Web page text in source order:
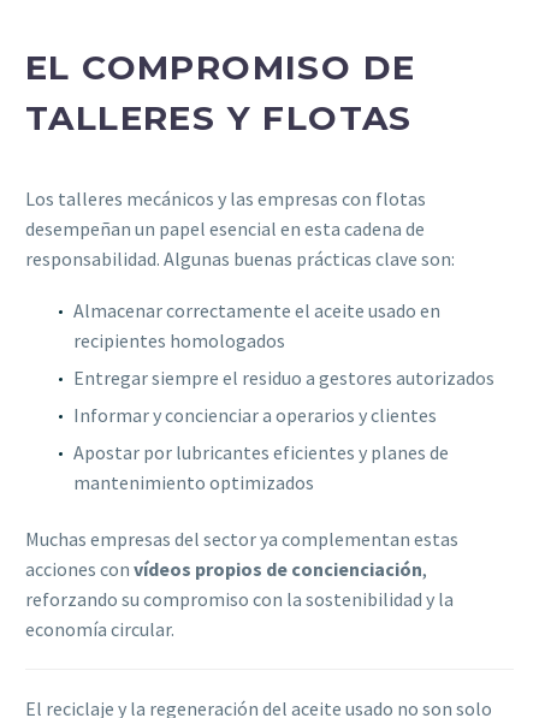
EL COMPROMISO DE
TALLERES Y FLOTAS
Los talleres mecánicos y las empresas con flotas
desempeñan un papel esencial en esta cadena de
responsabilidad. Algunas buenas prácticas clave son:
Almacenar correctamente el aceite usado en
recipientes homologados
Entregar siempre el residuo a gestores autorizados
Informar y concienciar a operarios y clientes
Apostar por lubricantes eficientes y planes de
mantenimiento optimizados
Muchas empresas del sector ya complementan estas
acciones con vídeos propios de concienciación,
reforzando su compromiso con la sostenibilidad y la
economía circular.
El reciclaje y la regeneración del aceite usado no son solo